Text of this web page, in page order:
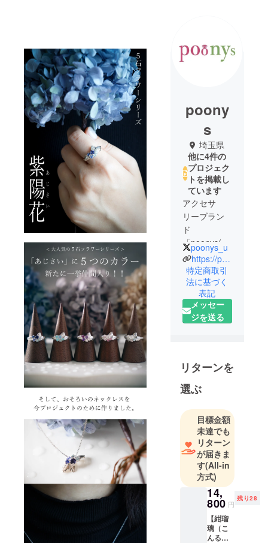
poony
s
埼玉県
他に4件の
プロジェク
トを掲載し
ています
アクセサ
リーブラン
ド
「poonys(プ
ーニーズ)」
20年以上、
国内の様々
なブランド
のアクセサ
リーやジュ
いる会社が
立ち上げた
オリジナル
す。 デザイ
ン～製作～
発送まで一
貫して自社
工房にて
行っている
ため、手に
取りやすい
価格かつハ
イクオリ
poonys_u
https://poonys.base.shop/
特定商取引
法に基づく
表記
メッセー
ジを送る
リターンを
選ぶ
目標金額
未達でも
リターン
が届きま
す(All-in
方式)
14,
800 円
残り28
【紺瑠
璃（こ
んる